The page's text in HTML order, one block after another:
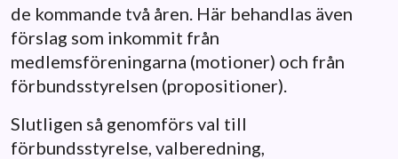
de kommande två åren. Här behandlas även
förslag som inkommit från
medlemsföreningarna (motioner) och från
förbundsstyrelsen (propositioner).
Slutligen så genomförs val till
förbundsstyrelse, valberedning,